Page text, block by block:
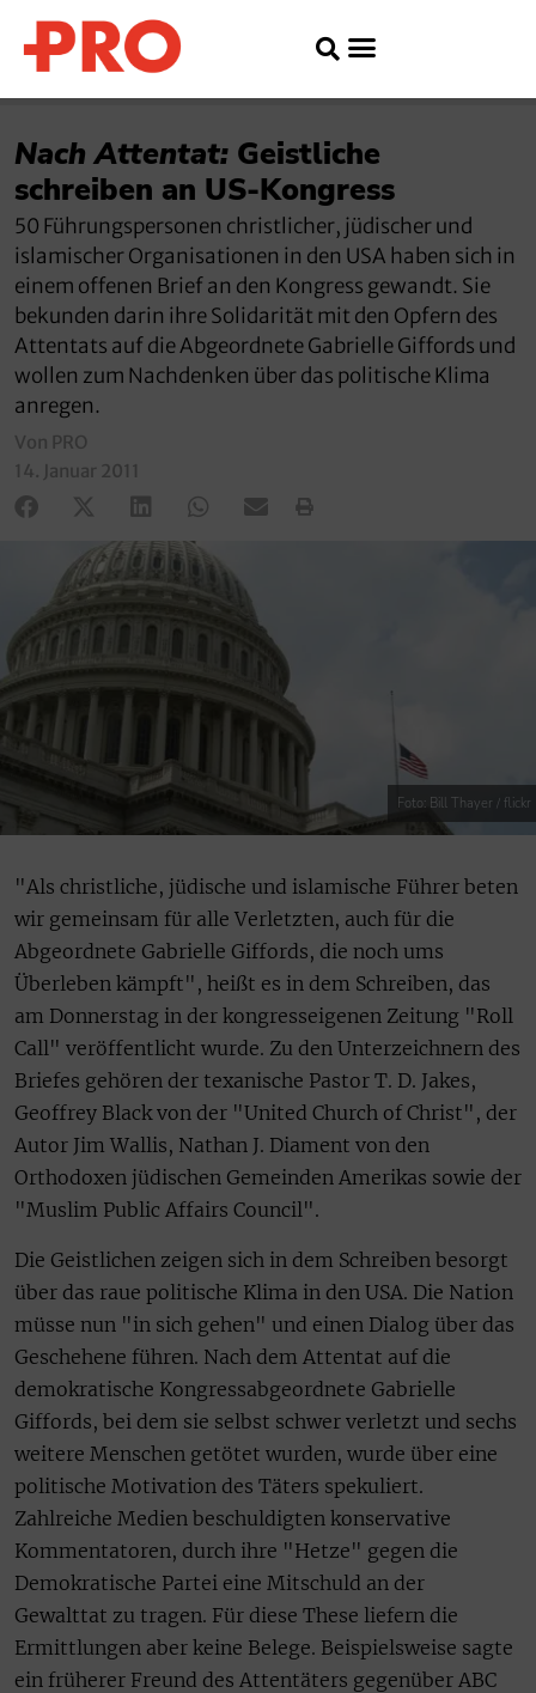
Nach Attentat: Geistliche
schreiben an US-Kongress
50 Führungspersonen christlicher, jüdischer und
islamischer Organisationen in den USA haben sich in
einem offenen Brief an den Kongress gewandt. Sie
bekunden darin ihre Solidarität mit den Opfern des
Attentats auf die Abgeordnete Gabrielle Giffords und
wollen zum Nachdenken über das politische Klima
anregen.
Von PRO
14. Januar 2011
Foto: Bill Thayer / flickr
"Als christliche, jüdische und islamische Führer beten
wir gemeinsam für alle Verletzten, auch für die
Abgeordnete Gabrielle Giffords, die noch ums
Überleben kämpft", heißt es in dem Schreiben, das
am Donnerstag in der kongresseigenen Zeitung "Roll
Call" veröffentlicht wurde. Zu den Unterzeichnern des
Briefes gehören der texanische Pastor T. D. Jakes,
Geoffrey Black von der "United Church of Christ", der
Autor Jim Wallis, Nathan J. Diament von den
Orthodoxen jüdischen Gemeinden Amerikas sowie der
"Muslim Public Affairs Council".
Die Geistlichen zeigen sich in dem Schreiben besorgt
über das raue politische Klima in den USA. Die Nation
müsse nun "in sich gehen" und einen Dialog über das
Geschehene führen. Nach dem Attentat auf die
demokratische Kongressabgeordnete Gabrielle
Giffords, bei dem sie selbst schwer verletzt und sechs
weitere Menschen getötet wurden, wurde über eine
politische Motivation des Täters spekuliert.
Zahlreiche Medien beschuldigten konservative
Kommentatoren, durch ihre "Hetze" gegen die
Demokratische Partei eine Mitschuld an der
Gewalttat zu tragen. Für diese These liefern die
Ermittlungen aber keine Belege. Beispielsweise sagte
ein früherer Freund des Attentäters gegenüber ABC